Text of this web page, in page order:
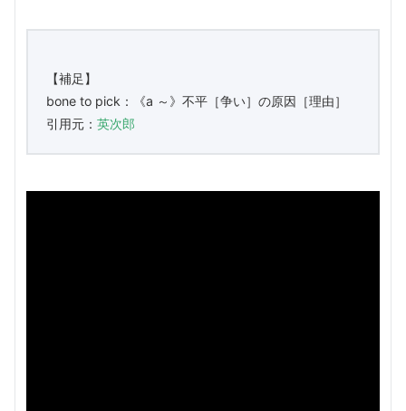
【補足】
bone to pick：《a ～》不平［争い］の原因［理由］
引用元： 英次郎